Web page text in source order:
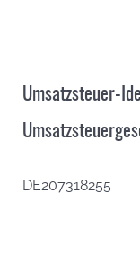
Umsatzsteuer-
DE207318255